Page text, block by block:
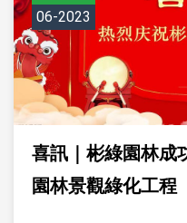
06-2023
喜訊｜彬綠園林成
園林景觀綠化工程